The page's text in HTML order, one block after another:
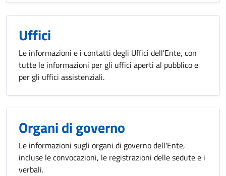
Uffici
Le informazioni e i contatti degli Uffici dell'Ente, con
tutte le informazioni per gli uffici aperti al pubblico e
per gli uffici assistenziali.
Organi di governo
Le informazioni sugli organi di governo dell'Ente,
incluse le convocazioni, le registrazioni delle sedute e i
verbali.